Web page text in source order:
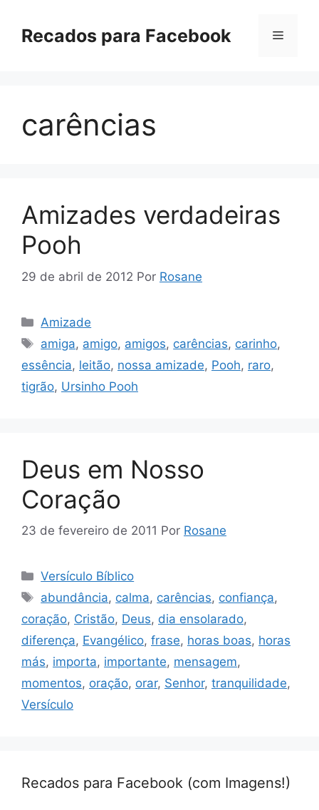
paraRecados para Facebook Menu
carências
Amizades verdadeiras
Pooh
29 de abril de 2012 Por Rosane
Categorias
Amizade
Tags
amiga, amigo, amigos, carências, carinho,
essência, leitão, nossa amizade, Pooh, raro,
tigrão, Ursinho Pooh
Deus em Nosso
Coração
23 de fevereiro de 2011 Por Rosane
Categorias
Versículo Bíblico
Tags
abundância, calma, carências, confiança,
coração, Cristão, Deus, dia ensolarado,
diferença, Evangélico, frase, horas boas, horas
más, importa, importante, mensagem,
momentos, oração, orar, Senhor, tranquilidade,
Versículo
Recados para Facebook (com Imagens!)